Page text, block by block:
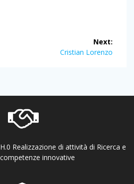
Next:
Next
Cristian Lorenzo
Realizzazione di attività di Ricerca e
innovative